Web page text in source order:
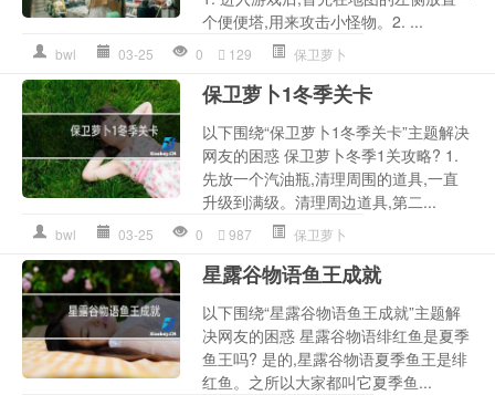
个便便塔,用来攻击小怪物。2. ...
bwl 03-25 0 129 保卫萝卜
保卫萝卜1冬季关卡
以下围绕“保卫萝卜1冬季关卡”主题解决
网友的困惑 保卫萝卜冬季1关攻略? 1.
先放一个汽油瓶,清理周围的道具,一直
升级到满级。清理周边道具,第二...
bwl 03-25 0 987 保卫萝卜
星露谷物语鱼王成就
以下围绕“星露谷物语鱼王成就”主题解
决网友的困惑 星露谷物语绯红鱼是夏季
鱼王吗? 是的,星露谷物语夏季鱼王是绯
红鱼。之所以大家都叫它夏季鱼...